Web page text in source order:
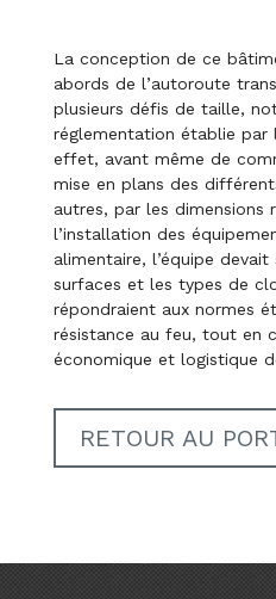
La conception de ce
abords de l’autoroute
plusieurs défis de taille,
réglementation établie
effet, avant même de
mise en plans des
autres, par les dimensions
l’installation des
alimentaire, l’équipe devait
surfaces et les types de
répondraient aux normes
résistance au feu, tout en
économique et logistique
RETOUR AU